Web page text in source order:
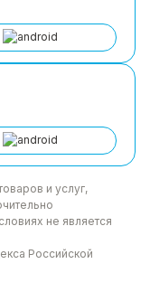
и услуг,
не является
Российской